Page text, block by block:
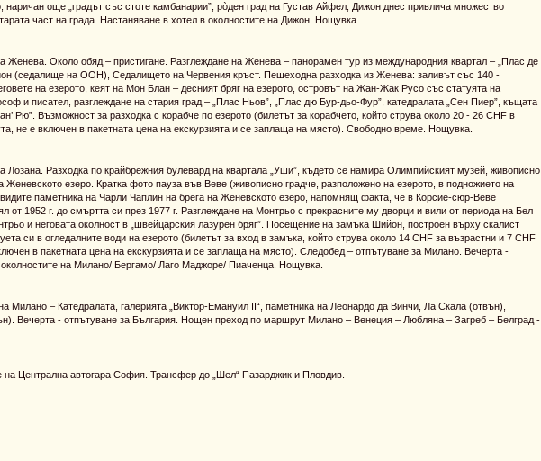
наричан още „градът със стоте камбанарии”, рòден град на Густав Айфел, Дижон днес привлича множество
част на града. Настаняване в хотел в околностите на Дижон. Нощувка.
Женева. Около обяд – пристигане. Разглеждане на Женева – панорамен тур из международния квартал – „Плас де
(седалище на ООН), Седалището на Червения кръст. Пешеходна разходка из Женева: заливът със 140 -
на езерото, кеят на Мон Блан – десният бряг на езерото, островът на Жан-Жак Русо със статуята на
и писател, разглеждане на стария град – „Плас Ньов”, „Плас дю Бур-дьо-Фур”, катедралата „Сен Пиер”, къщата
Рю”. Възможност за разходка с корабче по езерото (билетът за корабчето, който струва около 20 - 26 CHF в
не е включен в пакетната цена на екскурзията и се заплаща на място). Свободно време. Нощувка.
Лозана. Разходка по крайбрежния булевард на квартала „Уши”, където сe намира Олимпийският музей, живописно
Женевското езеро. Кратка фото пауза във Веве (живописно градче, разположено на езерото, в подножието на
паметника на Чарли Чаплин на брега на Женевското eзеро, напомнящ факта, че в Корсие-сюр-Веве
от 1952 г. до смъртта си през 1977 г. Разглеждане на Монтрьо с прекрасните му дворци и вили от периода на Бел
и неговата околност в „швейцарския лазурен бряг”. Посещение на замъка Шийон, построен върху скалист
си в огледалните води на езерото (билетът за вход в замъка, който струва около 14 CHF за възрастни и 7 CHF
в пакетната цена на екскурзията и се заплаща на място). Следобед – отпътуване за Милано. Вечерта -
на Милано/ Бергамо/ Лаго Маджоре/ Пиаченца. Нощувка.
Милано – Катедралата, галерията „Виктор-Емануил II“, паметника на Леонардо да Винчи, Ла Скала (отвън),
Вечерта - отпътуване за България. Нощен преход по маршрут Милано – Венеция – Любляна – Загреб – Белград -
на Централна автогара София. Трансфер до „Шел“ Пазарджик и Пловдив.